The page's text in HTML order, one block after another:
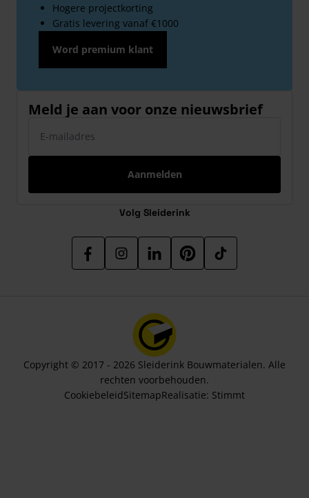
Hogere projectkorting
Gratis levering vanaf €1000
Word premium klant
Meld je aan voor onze nieuwsbrief
Aanmelden
Volg Sleiderink
Copyright © 2017 - 2026 Sleiderink Bouwmaterialen. Alle
rechten voorbehouden.
CookiebeleidSitemapRealisatie: Stimmt